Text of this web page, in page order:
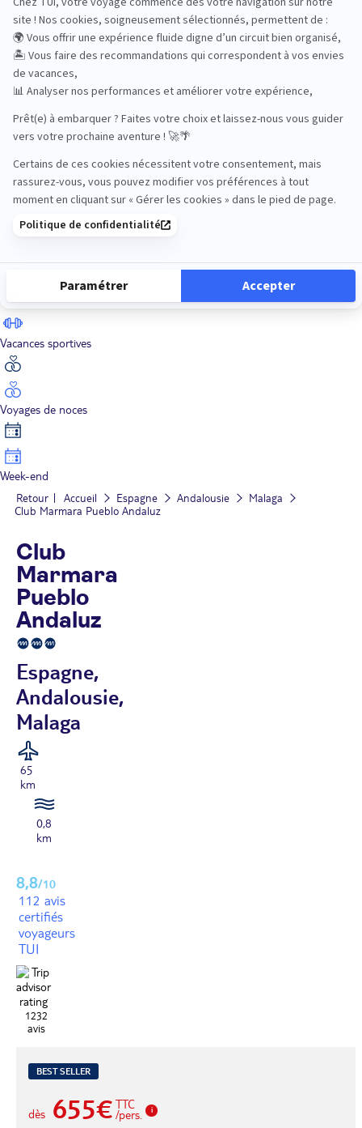
Road Trips
Safari
Sénior
Vacances sportives
Voyages de noces
Week-end
Retour Accueil Espagne Andalousie
Malaga
Club Marmara Pueblo Andaluz
Club
Marmara
Pueblo
Andaluz
Espagne,
Andalousie,
Malaga
65
km
0,8
km
8,8/10
112 avis
certifiés
voyageurs
TUI
1232
avis
BEST SELLER
dès 655€ TTC
/pers.